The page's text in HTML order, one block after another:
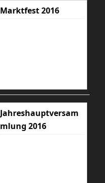
Marktfest 2016
Jahreshauptversam
mlung 2016